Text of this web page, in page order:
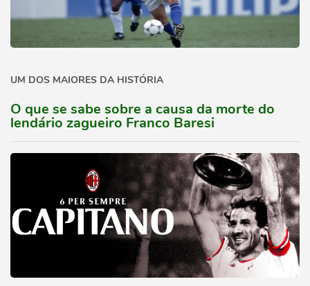
UM DOS MAIORES DA HISTÓRIA
O que se sabe sobre a causa da morte do
lendário zagueiro Franco Baresi